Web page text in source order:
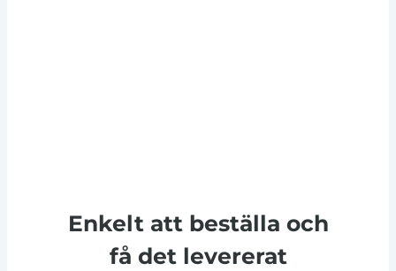
Enkelt att beställa och
få det levererat